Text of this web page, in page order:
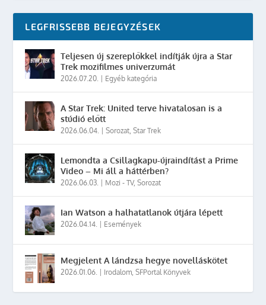
LEGFRISSEBB BEJEGYZÉSEK
Teljesen új szereplőkkel indítják újra a Star
Trek mozifilmes univerzumát
2026.07.20. | Egyéb kategória
A Star Trek: United terve hivatalosan is a
stúdió előtt
2026.06.04. |Sorozat ,Star Trek
Lemondta a Csillagkapu-újraindítást a Prime
Video – Mi áll a háttérben?
2026.06.03. | Mozi - TV,Sorozat
Ian Watson a halhatatlanok útjára lépett
2026.04.14. | Események
Megjelent A lándzsa hegye novelláskötet
2026.01.06. | Irodalom ,SFPortal Könyvek